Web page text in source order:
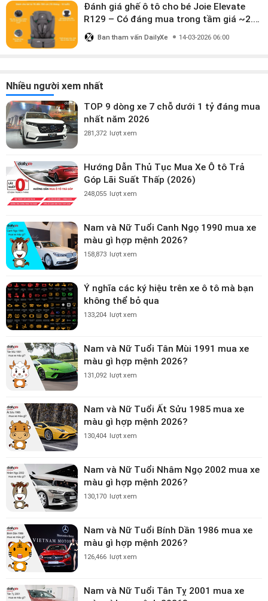
Đánh giá ghế ô tô cho bé Joie Elevate
R129 – Có đáng mua trong tầm giá ~2.8
triệu?
Ban tham vấn DailyXe 14-03-2026 06:00
Nhiều người xem nhất
TOP 9 dòng xe 7 chỗ dưới 1 tỷ đáng mua
nhất năm 2026
281,372 lượt xem
Hướng Dẫn Thủ Tục Mua Xe Ô tô Trả
Góp Lãi Suất Thấp (2026)
248,055 lượt xem
Nam và Nữ Tuổi Canh Ngọ 1990 mua xe
màu gì hợp mệnh 2026?
158,873 lượt xem
Ý nghĩa các ký hiệu trên xe ô tô mà bạn
không thể bỏ qua
133,204 lượt xem
Nam và Nữ Tuổi Tân Mùi 1991 mua xe
màu gì hợp mệnh 2026?
131,092 lượt xem
Nam và Nữ Tuổi Ất Sửu 1985 mua xe
màu gì hợp mệnh 2026?
130,404 lượt xem
Nam và Nữ Tuổi Nhâm Ngọ 2002 mua xe
màu gì hợp mệnh 2026?
130,170 lượt xem
Nam và Nữ Tuổi Bính Dần 1986 mua xe
màu gì hợp mệnh 2026?
126,466 lượt xem
Nam và Nữ Tuổi Tân Tỵ 2001 mua xe